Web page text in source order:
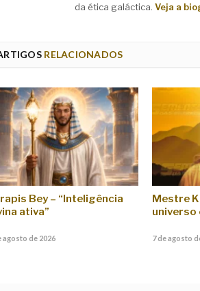
da ética galáctica. Veja a
RELACIONADOS
Bey – “Inteligência
ativa”
agosto de 2026
Mestre
universo
7 de agosto